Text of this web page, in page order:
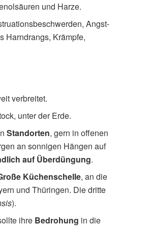
und Harze.
Angst-
Harndrangs, Krämpfe,
verbreitet.
unter der Erde.
Standorten, gern in offenen
an sonnigen Hängen auf
auf Überdüngung.
Küchenschelle, an die
und Thüringen. Die dritte
).
ihre Bedrohung in die